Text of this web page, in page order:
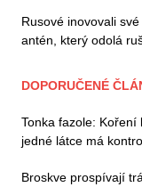
Rusové inovovali
antén, který odolá
DOPORUČENÉ
Tonka fazole:
jedné látce má
Broskve prospívají